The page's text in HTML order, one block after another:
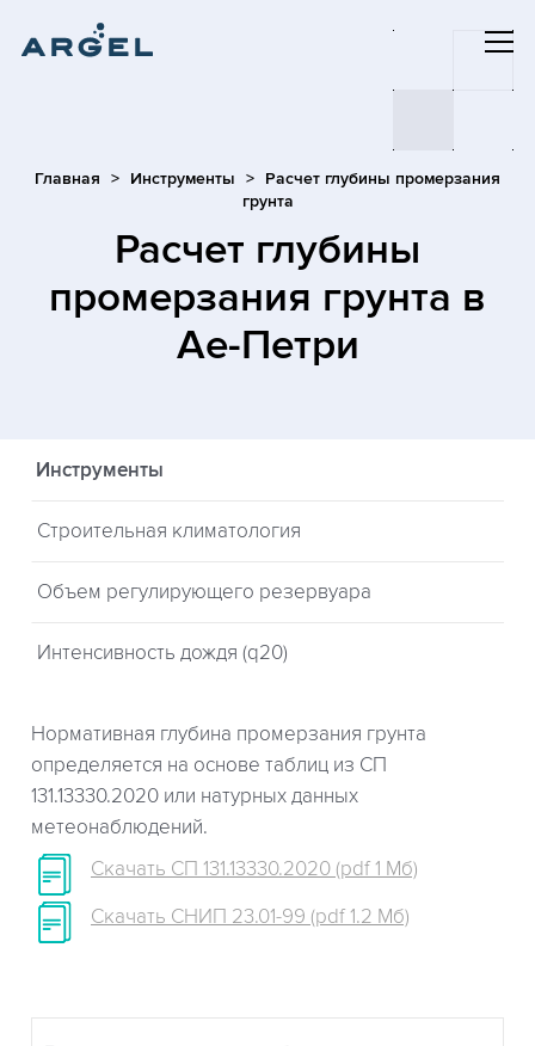
Главная Инструменты
Расчет глубины промерзания
грунта
Расчет глубины
промерзания грунта в
Ае-Петри
Инструменты
Строительная климатология
Объем регулирующего резервуара
Интенсивность дождя (q20)
Нормативная глубина промерзания грунта
определяется на основе таблиц из СП
131.13330.2020 или натурных данных
метеонаблюдений.
Скачать СП 131.13330.2020 (pdf 1 Мб)
Скачать СНИП 23.01-99 (pdf 1.2 Мб)